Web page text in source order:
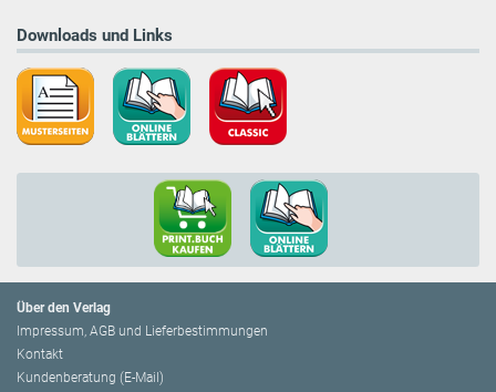
Downloads und Links
Über den Verlag
Impressum, AGB und Lieferbestimmungen
Kontakt
Kundenberatung (E-Mail)